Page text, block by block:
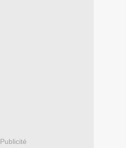
Publicité